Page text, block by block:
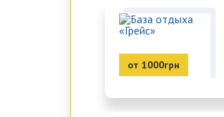
от 1000грн